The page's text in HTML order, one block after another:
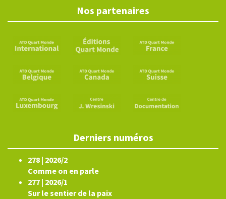
Nos partenaires
Derniers numéros
278 | 2026/2
Comme on en parle
277 | 2026/1
Sur le sentier de la paix